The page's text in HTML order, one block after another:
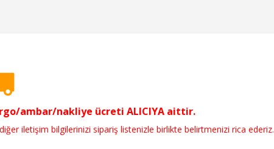
ambar/nakliye ücreti ALICIYA aittir.
iletişim bilgilerinizi sipariş listenizle birlikte belirtmenizi rica ederiz.